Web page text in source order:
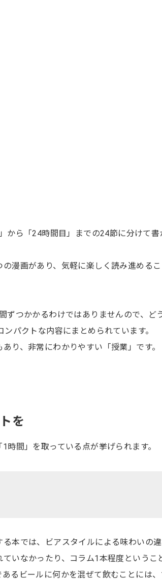
から「24時間目」までの24節に分けて書
漫画があり、気軽に楽しく読み進める
ずつかかるわけではありませんので、ど
パクトな内容にまとめられています。
り、非常にわかりやすい「授業」です。
を
間」を取っている点が挙げられます。
本では、ビアスタイルによる味わいの
いなかったり、コラム1本程度というこ
るビールに何かを混ぜて飲むことには